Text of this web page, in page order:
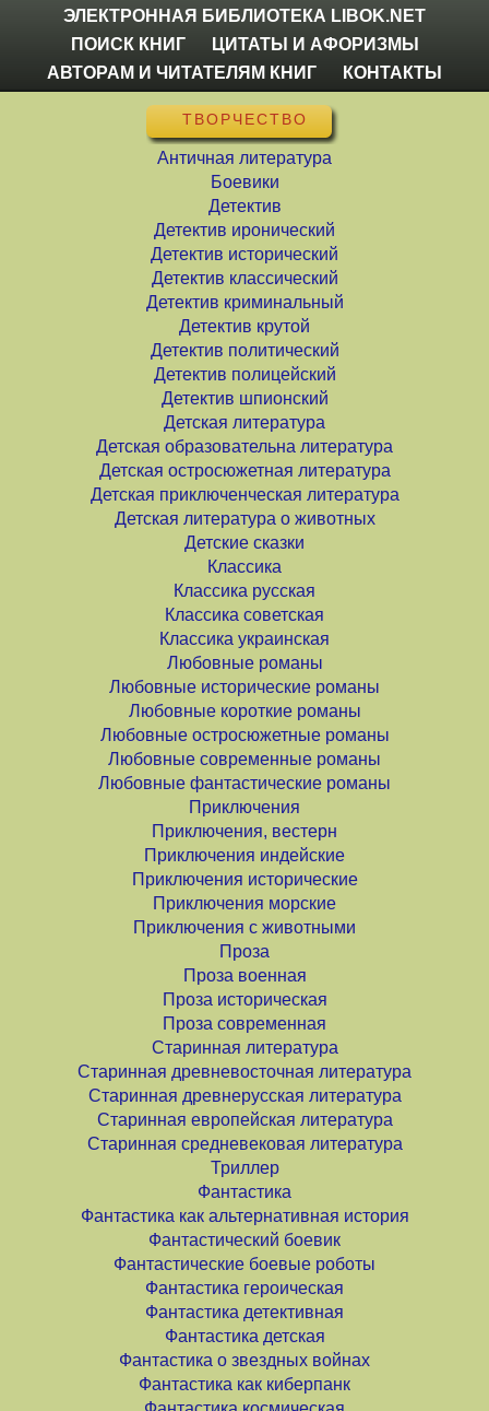
ЭЛЕКТРОННАЯ БИБЛИОТЕКА LIBOK.NET
ПОИСК КНИГ
ЦИТАТЫ И АФОРИЗМЫ
АВТОРАМ И ЧИТАТЕЛЯМ КНИГ
КОНТАКТЫ
ТВОРЧЕСТВО
Античная литература
Боевики
Детектив
Детектив иронический
Детектив исторический
Детектив классический
Детектив криминальный
Детектив крутой
Детектив политический
Детектив полицейский
Детектив шпионский
Детская литература
Детская образовательна литература
Детская остросюжетная литература
Детская приключенческая литература
Детская литература о животных
Детские сказки
Классика
Классика русская
Классика советская
Классика украинская
Любовные романы
Любовные исторические романы
Любовные короткие романы
Любовные остросюжетные романы
Любовные современные романы
Любовные фантастические романы
Приключения
Приключения, вестерн
Приключения индейские
Приключения исторические
Приключения морские
Приключения с животными
Проза
Проза военная
Проза историческая
Проза современная
Старинная литература
Старинная древневосточная литература
Старинная древнерусская литература
Старинная европейская литература
Старинная средневековая литература
Триллер
Фантастика
Фантастика как альтернативная история
Фантастический боевик
Фантастические боевые роботы
Фантастика героическая
Фантастика детективная
Фантастика детская
Фантастика о звездных войнах
Фантастика как киберпанк